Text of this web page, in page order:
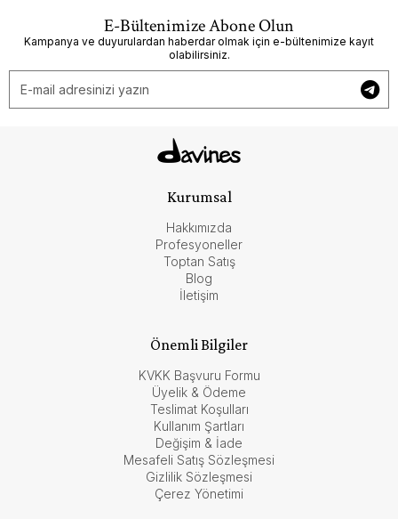
E-Bültenimize Abone Olun
Kampanya ve duyurulardan haberdar olmak için e-bültenimize kayıt
olabilirsiniz.
Kurumsal
Hakkımızda
Profesyoneller
Toptan Satış
Blog
İletişim
Önemli Bilgiler
KVKK Başvuru Formu
Üyelik & Ödeme
Teslimat Koşulları
Kullanım Şartları
Değişim & İade
Mesafeli Satış Sözleşmesi
Gizlilik Sözleşmesi
Çerez Yönetimi